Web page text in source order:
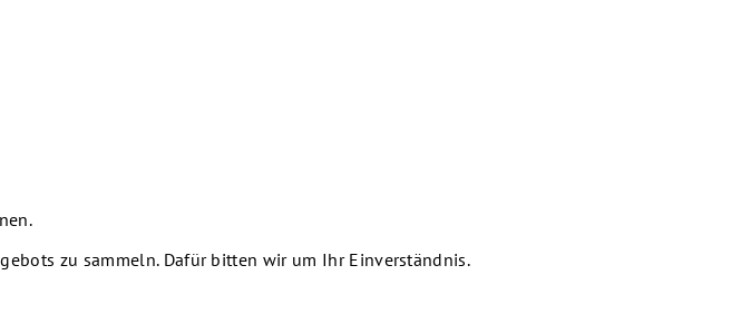
zu sammeln. Dafür bitten wir um Ihr Einverständnis.